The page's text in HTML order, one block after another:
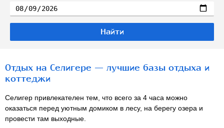
Отдых на Селигере — лучшие базы отдыха и
коттеджи
Селигер привлекателен тем, что всего за 4 часа можно
оказаться перед уютным домиком в лесу, на берегу озера и
провести там выходные.